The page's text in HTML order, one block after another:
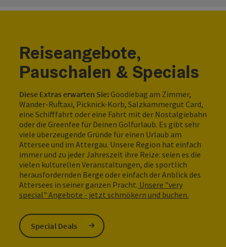
Reiseangebote,
Pauschalen & Specials
Diese Extras erwarten Sie: Goodiebag am Zimmer,
Wander-Ruftaxi, Picknick-Korb, Salzkammergut Card,
eine Schifffahrt oder eine Fahrt mit der Nostalgiebahn
oder die Greenfee für Deinen Golfurlaub. Es gibt sehr
viele überzeugende Gründe für einen Urlaub am
Attersee und im Attergau. Unsere Region hat einfach
immer und zu jeder Jahreszeit ihre Reize: seien es die
vielen kulturellen Veranstaltungen, die sportlich
herausfordernden Berge oder einfach der Anblick des
Attersees in seiner ganzen Pracht. Unsere "very
special" Angebote - jetzt schmökern und buchen.
Special Deals